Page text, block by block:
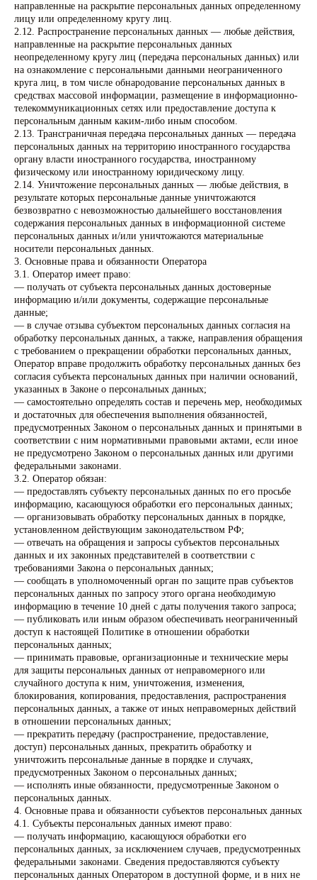
направленные на раскрытие персональных данных определенному
лицу или определенному кругу лиц.
2.12. Распространение персональных данных — любые действия,
направленные на раскрытие персональных данных
неопределенному кругу лиц (передача персональных данных) или
на ознакомление с персональными данными неограниченного
круга лиц, в том числе обнародование персональных данных в
средствах массовой информации, размещение в информационно-
телекоммуникационных сетях или предоставление доступа к
персональным данным каким-либо иным способом.
2.13. Трансграничная передача персональных данных — передача
персональных данных на территорию иностранного государства
органу власти иностранного государства, иностранному
физическому или иностранному юридическому лицу.
2.14. Уничтожение персональных данных — любые действия, в
результате которых персональные данные уничтожаются
безвозвратно с невозможностью дальнейшего восстановления
содержания персональных данных в информационной системе
персональных данных и/или уничтожаются материальные
носители персональных данных.
3. Основные права и обязанности Оператора
3.1. Оператор имеет право:
— получать от субъекта персональных данных достоверные
информацию и/или документы, содержащие персональные
данные;
— в случае отзыва субъектом персональных данных согласия на
обработку персональных данных, а также, направления обращения
с требованием о прекращении обработки персональных данных,
Оператор вправе продолжить обработку персональных данных без
согласия субъекта персональных данных при наличии оснований,
указанных в Законе о персональных данных;
— самостоятельно определять состав и перечень мер, необходимых
и достаточных для обеспечения выполнения обязанностей,
предусмотренных Законом о персональных данных и принятыми в
соответствии с ним нормативными правовыми актами, если иное
не предусмотрено Законом о персональных данных или другими
федеральными законами.
3.2. Оператор обязан:
— предоставлять субъекту персональных данных по его просьбе
информацию, касающуюся обработки его персональных данных;
— организовывать обработку персональных данных в порядке,
установленном действующим законодательством РФ;
— отвечать на обращения и запросы субъектов персональных
данных и их законных представителей в соответствии с
требованиями Закона о персональных данных;
— сообщать в уполномоченный орган по защите прав субъектов
персональных данных по запросу этого органа необходимую
информацию в течение 10 дней с даты получения такого запроса;
— публиковать или иным образом обеспечивать неограниченный
доступ к настоящей Политике в отношении обработки
персональных данных;
— принимать правовые, организационные и технические меры
для защиты персональных данных от неправомерного или
случайного доступа к ним, уничтожения, изменения,
блокирования, копирования, предоставления, распространения
персональных данных, а также от иных неправомерных действий
в отношении персональных данных;
— прекратить передачу (распространение, предоставление,
доступ) персональных данных, прекратить обработку и
уничтожить персональные данные в порядке и случаях,
предусмотренных Законом о персональных данных;
— исполнять иные обязанности, предусмотренные Законом о
персональных данных.
4. Основные права и обязанности субъектов персональных данных
4.1. Субъекты персональных данных имеют право:
— получать информацию, касающуюся обработки его
персональных данных, за исключением случаев, предусмотренных
федеральными законами. Сведения предоставляются субъекту
персональных данных Оператором в доступной форме, и в них не